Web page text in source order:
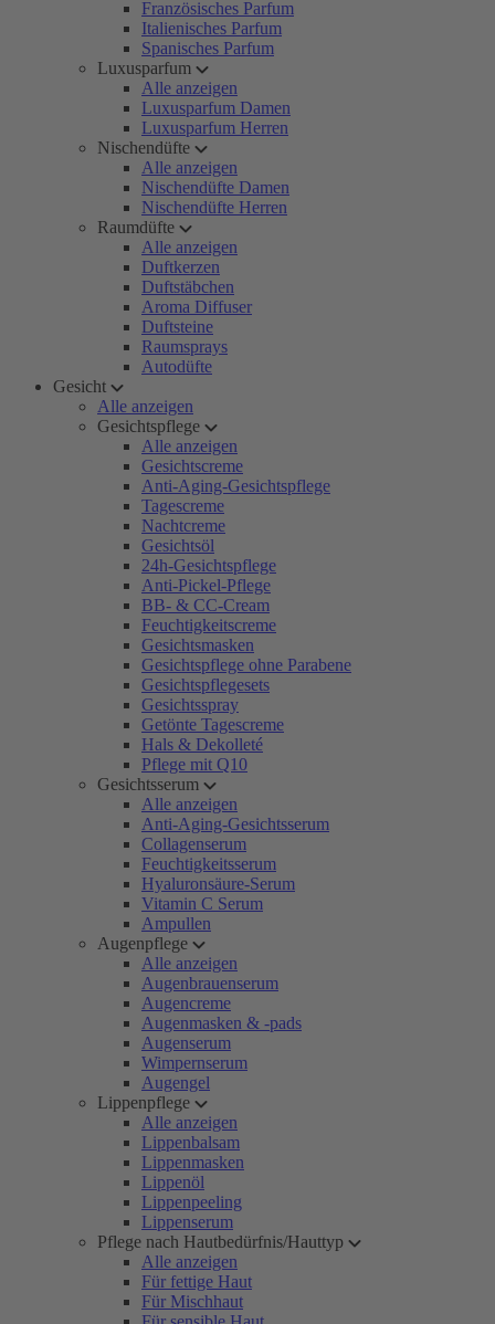
Französisches Parfum
Italienisches Parfum
Spanisches Parfum
Luxusparfum
Alle anzeigen
Luxusparfum Damen
Luxusparfum Herren
Nischendüfte
Alle anzeigen
Nischendüfte Damen
Nischendüfte Herren
Raumdüfte
Alle anzeigen
Duftkerzen
Duftstäbchen
Aroma Diffuser
Duftsteine
Raumsprays
Autodüfte
Gesicht
Alle anzeigen
Gesichtspflege
Alle anzeigen
Gesichtscreme
Anti-Aging-Gesichtspflege
Tagescreme
Nachtcreme
Gesichtsöl
24h-Gesichtspflege
Anti-Pickel-Pflege
BB- & CC-Cream
Feuchtigkeitscreme
Gesichtsmasken
Gesichtspflege ohne Parabene
Gesichtspflegesets
Gesichtsspray
Getönte Tagescreme
Hals & Dekolleté
Pflege mit Q10
Gesichtsserum
Alle anzeigen
Anti-Aging-Gesichtsserum
Collagenserum
Feuchtigkeitsserum
Hyaluronsäure-Serum
Vitamin C Serum
Ampullen
Augenpflege
Alle anzeigen
Augenbrauenserum
Augencreme
Augenmasken & -pads
Augenserum
Wimpernserum
Augengel
Lippenpflege
Alle anzeigen
Lippenbalsam
Lippenmasken
Lippenöl
Lippenpeeling
Lippenserum
Pflege nach Hautbedürfnis/Hauttyp
Alle anzeigen
Für fettige Haut
Für Mischhaut